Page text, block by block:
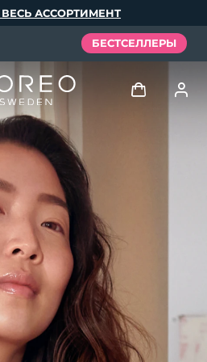
АССОРТИМЕНТ
БЕСТСЕЛЛЕРЫ
Профиль пользователя
Мои приборы
Мои заказы
Мои адреса
Мои подписки
Elixir
Set
Español
Português
Русский
文 繁體中文